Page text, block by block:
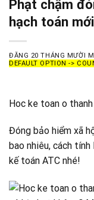
Phạt chậm
hạch toán
ĐĂNG 20 THÁNG MƯỜI
DEFAULT OPTION ->
Hoc ke toan o
Đóng bảo hiểm xã
bao nhiêu, cách
kế toán ATC nhé!